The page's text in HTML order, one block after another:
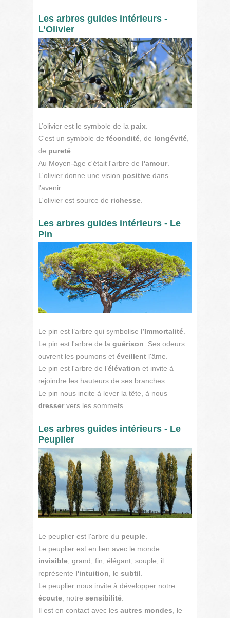
Les arbres guides intérieurs -
L’Olivier
L’olivier est le symbole de la paix
C'est un symbole de fécondité , de longévité
de pureté
Au Moyen-âge c'était l'arbre de l'amour.
L'olivier donne une vision positive dans
l'avenir.
L'olivier est source de richesse
Les arbres guides intérieurs - Le
Pin
Le pin est l’arbre qui symbolise l’Immortalité
Le pin est l'arbre de la guérison . Ses odeurs
ouvrent les poumons et éveillent l'âme.
Le pin est l'arbre de l’élévation et invite à
rejoindre les hauteurs de ses branches.
Le pin nous incite à lever la tête, à nous
dresservers les sommets.
Les arbres guides intérieurs - Le
Peuplier
Le peuplier est l'arbre du peuple
Le peuplier est en lien avec le monde
invisible , grand, fin, élégant, souple, il
représente l'intuition , le subtil
Le peuplier nous invite à développer notre
écoute , notre sensibilité
Il est en contact avec les autres mondes , le